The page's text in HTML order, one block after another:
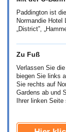
Paddington ist
Normandie Hotel
„District”,
Zu Fuß
Verlassen Sie
biegen Sie links
Sie rechts auf
Gardens ab und
Ihrer linken Seite